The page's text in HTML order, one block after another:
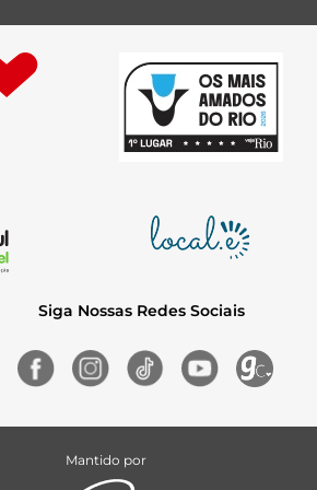
Siga Nossas Redes Sociais
Mantido por